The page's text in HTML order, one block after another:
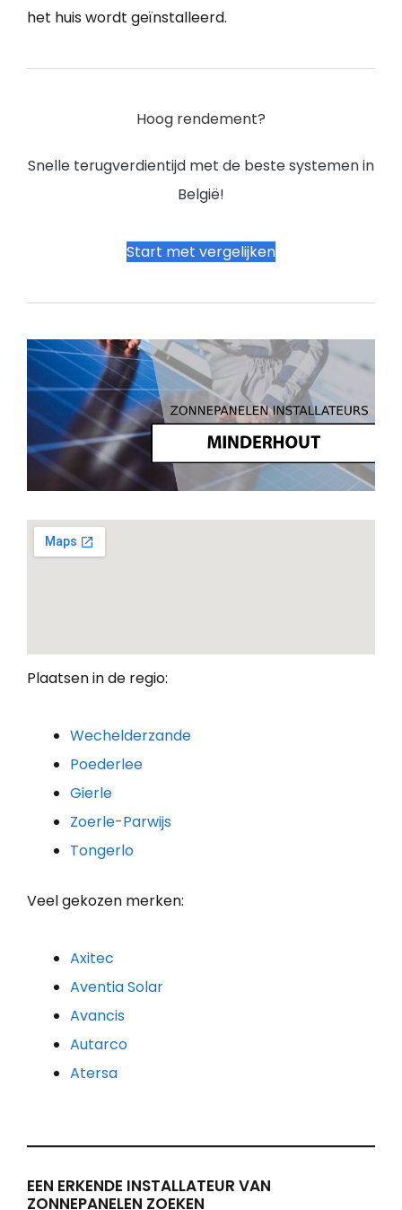
het huis wordt geïnstalleerd.
Hoog rendement?
Snelle terugverdientijd met de beste systemen in
België!
Start met vergelijken
Plaatsen in de regio:
Wechelderzande
Poederlee
Gierle
Zoerle-Parwijs
Tongerlo
Veel gekozen merken:
Axitec
Aventia Solar
Avancis
Autarco
Atersa
EEN ERKENDE INSTALLATEUR VAN
ZONNEPANELEN ZOEKEN